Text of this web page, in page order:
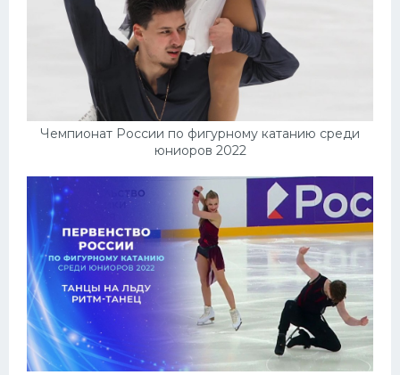
Чемпионат России по фигурному катанию среди
юниоров 2022